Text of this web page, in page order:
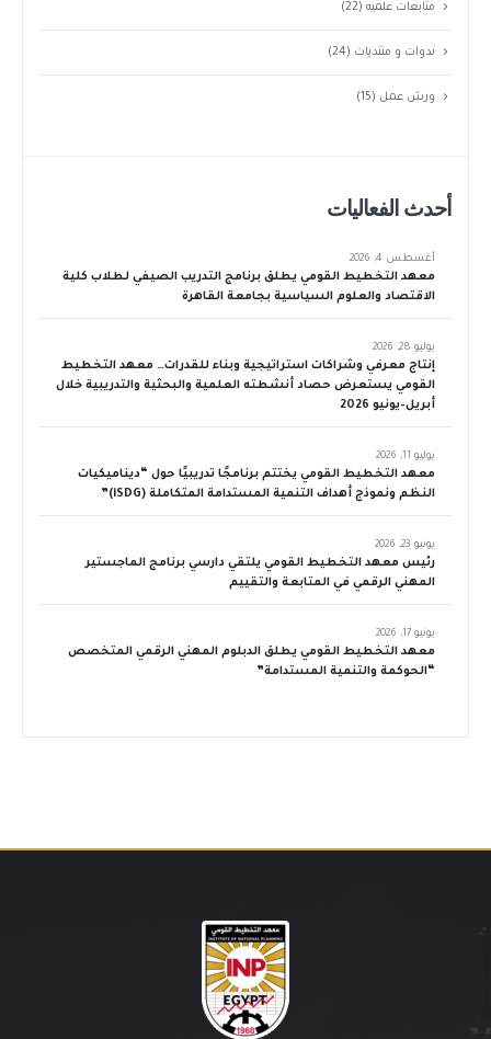
متابعات علميه(22)
ندوات و منتديات (24)
ورش عمل (15)
أحدث الفعاليات
معهد التخطيط القومي يطلق برنامج التدريب الصيفي لطلاب كلية
الاقتصاد والعلوم السياسية بجامعة القاهرة
أغسطس 4, 2026
إنتاج معرفي وشراكات استراتيجية وبناء للقدرات… معهد التخطيط
القومي يستعرض حصاد أنشطته العلمية والبحثية والتدريبية خلال
أبريل–يونيو 2026
يوليو 28, 2026
معهد التخطيط القومي يختتم برنامجًا تدريبيًا حول “ديناميكيات
النظم ونموذج أهداف التنمية المستدامة المتكاملة (iSDG)”
يوليو 11, 2026
رئيس معهد التخطيط القومي يلتقي دارسي برنامج الماجستير
المهني الرقمي في المتابعة والتقييم
يونيو 23, 2026
معهد التخطيط القومي يطلق الدبلوم المهني الرقمي المتخصص
“الحوكمة والتنمية المستدامة”
يونيو 17, 2026